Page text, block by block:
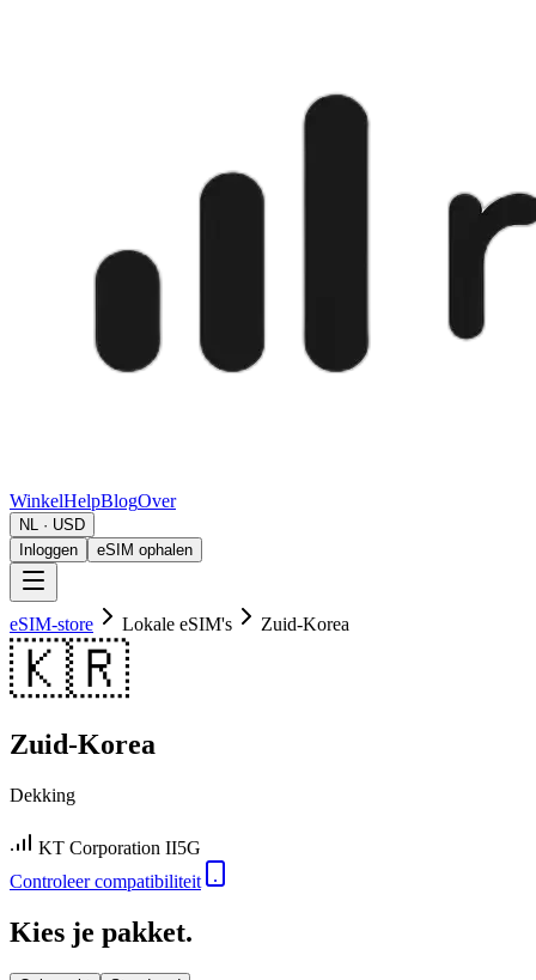
WinkelHelpBlogOver
NL · USD
Inloggen
eSIM ophalen
eSIM-store Lokale eSIM's Zuid-Korea
🇰🇷
Zuid-Korea
Dekking
KT Corporation II5G
Controleer compatibiliteit
Kies je pakket.